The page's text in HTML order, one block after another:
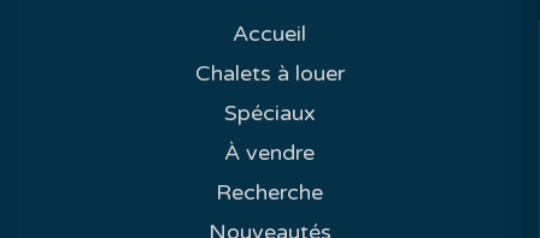
Accueil
Chalets à louer
Spéciaux
À vendre
Recherche
Nouveautés